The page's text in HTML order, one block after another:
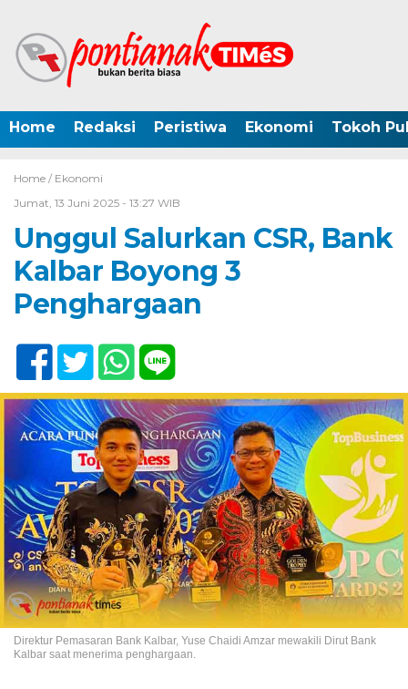
Home Redaksi Peristiwa Ekonomi Tokoh
Home / Ekonomi
Jumat, 13 Juni 2025 - 13:27 WIB
Unggul Salurkan CSR, Bank
Kalbar Boyong 3
Penghargaan
Direktur Pemasaran Bank Kalbar, Yuse Chaidi Amzar mewakili Dirut Bank
Kalbar saat menerima penghargaan.